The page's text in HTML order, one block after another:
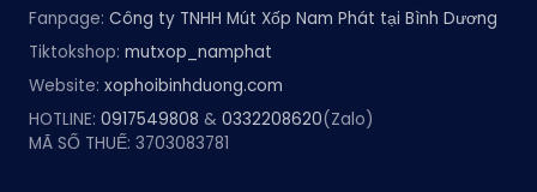
Fanpage: Công ty TNHH Mút Xốp Nam Phát tại Bình Dương
Tiktokshop: mutxop_namphat
Website: xophoibinhduong.com
HOTLINE: 0917549808 & 0332208620(Zalo)
MÃ SỐ THUẾ: 3703083781